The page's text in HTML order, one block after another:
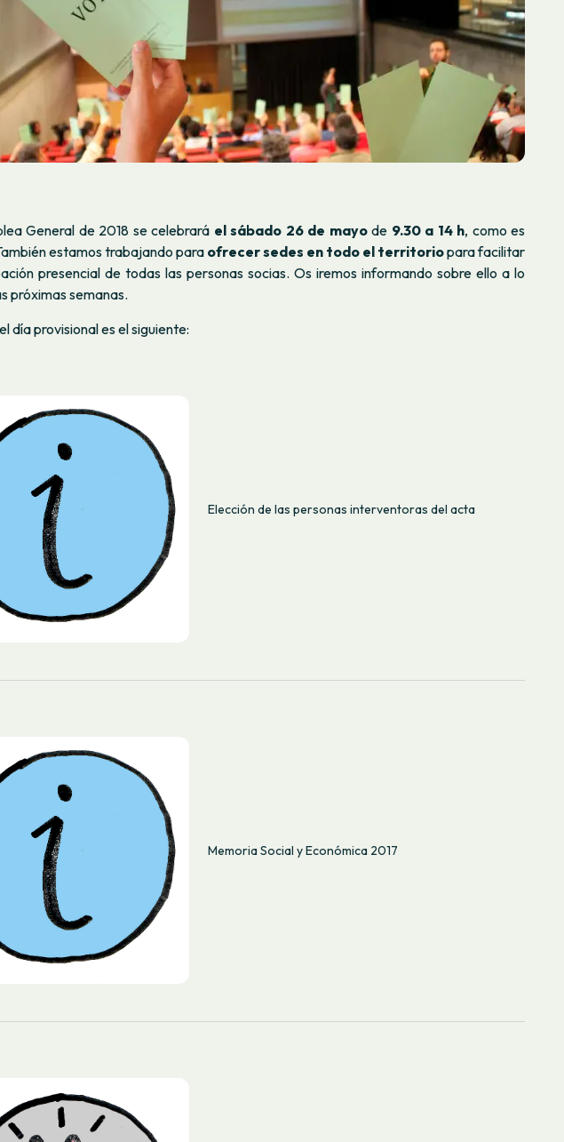
General de 2018 se celebrará el sábado 26 de mayo de 9.30 a 14 h, como es
estamos trabajando para ofrecer sedes en todo el territoriopara facilitar
presencial de todas las personas socias. Os iremos informando sobre ello a lo
próximas semanas.
día provisional es el siguiente:
Elección de las personas interventoras del acta
Memoria Social y Económica 2017